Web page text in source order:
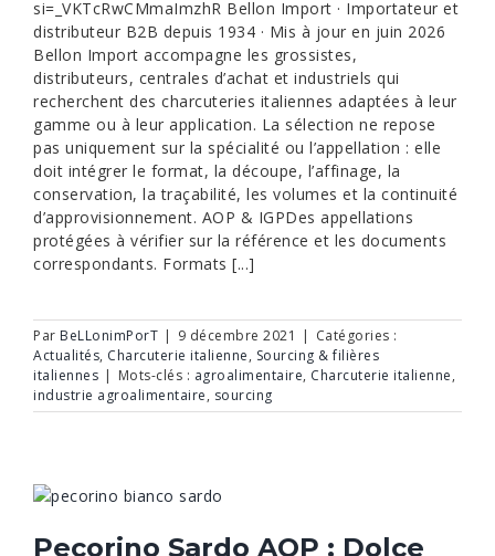
si=_VKTcRwCMmaImzhR Bellon Import · Importateur et
distributeur B2B depuis 1934 · Mis à jour en juin 2026
Bellon Import accompagne les grossistes,
distributeurs, centrales d’achat et industriels qui
recherchent des charcuteries italiennes adaptées à leur
gamme ou à leur application. La sélection ne repose
pas uniquement sur la spécialité ou l’appellation : elle
doit intégrer le format, la découpe, l’affinage, la
conservation, la traçabilité, les volumes et la continuité
d’approvisionnement. AOP & IGPDes appellations
protégées à vérifier sur la référence et les documents
correspondants. Formats [...]
Par BeLLonimPorT | 9 décembre 2021 | Catégories :
Actualités, Charcuterie italienne, Sourcing & filières
italiennes | Mots-clés : agroalimentaire, Charcuterie italienne,
industrie agroalimentaire, sourcing
Pecorino Sardo AOP : Dolce